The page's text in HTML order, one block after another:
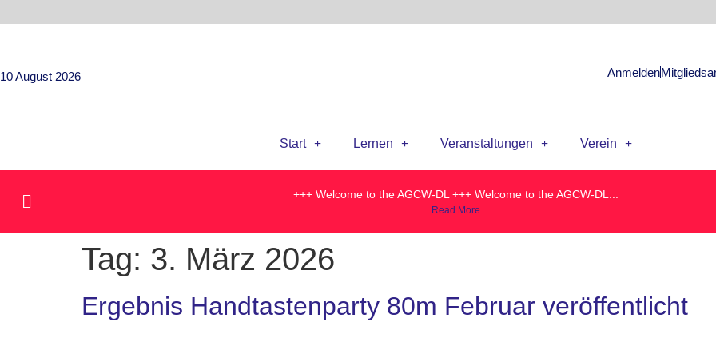
10 August 2026 Anmelden
Start Lernen Veranstaltungen Verein
+++ Welcome to the AGCW-DL +++ Welcome to the AGCW-DL...
Read More
Tag: 3. März 2026
Ergebnis Handtastenparty 80m Februar veröffentlicht